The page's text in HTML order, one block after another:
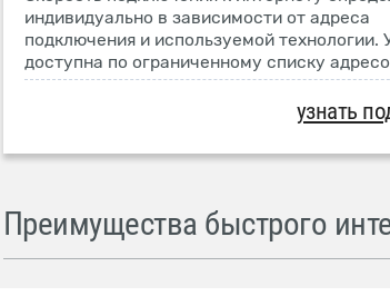
индивидуально в зависимости от адреса
подключения и используемой технологии.
доступна по ограниченному списку
узнать
Преимущества быстрого